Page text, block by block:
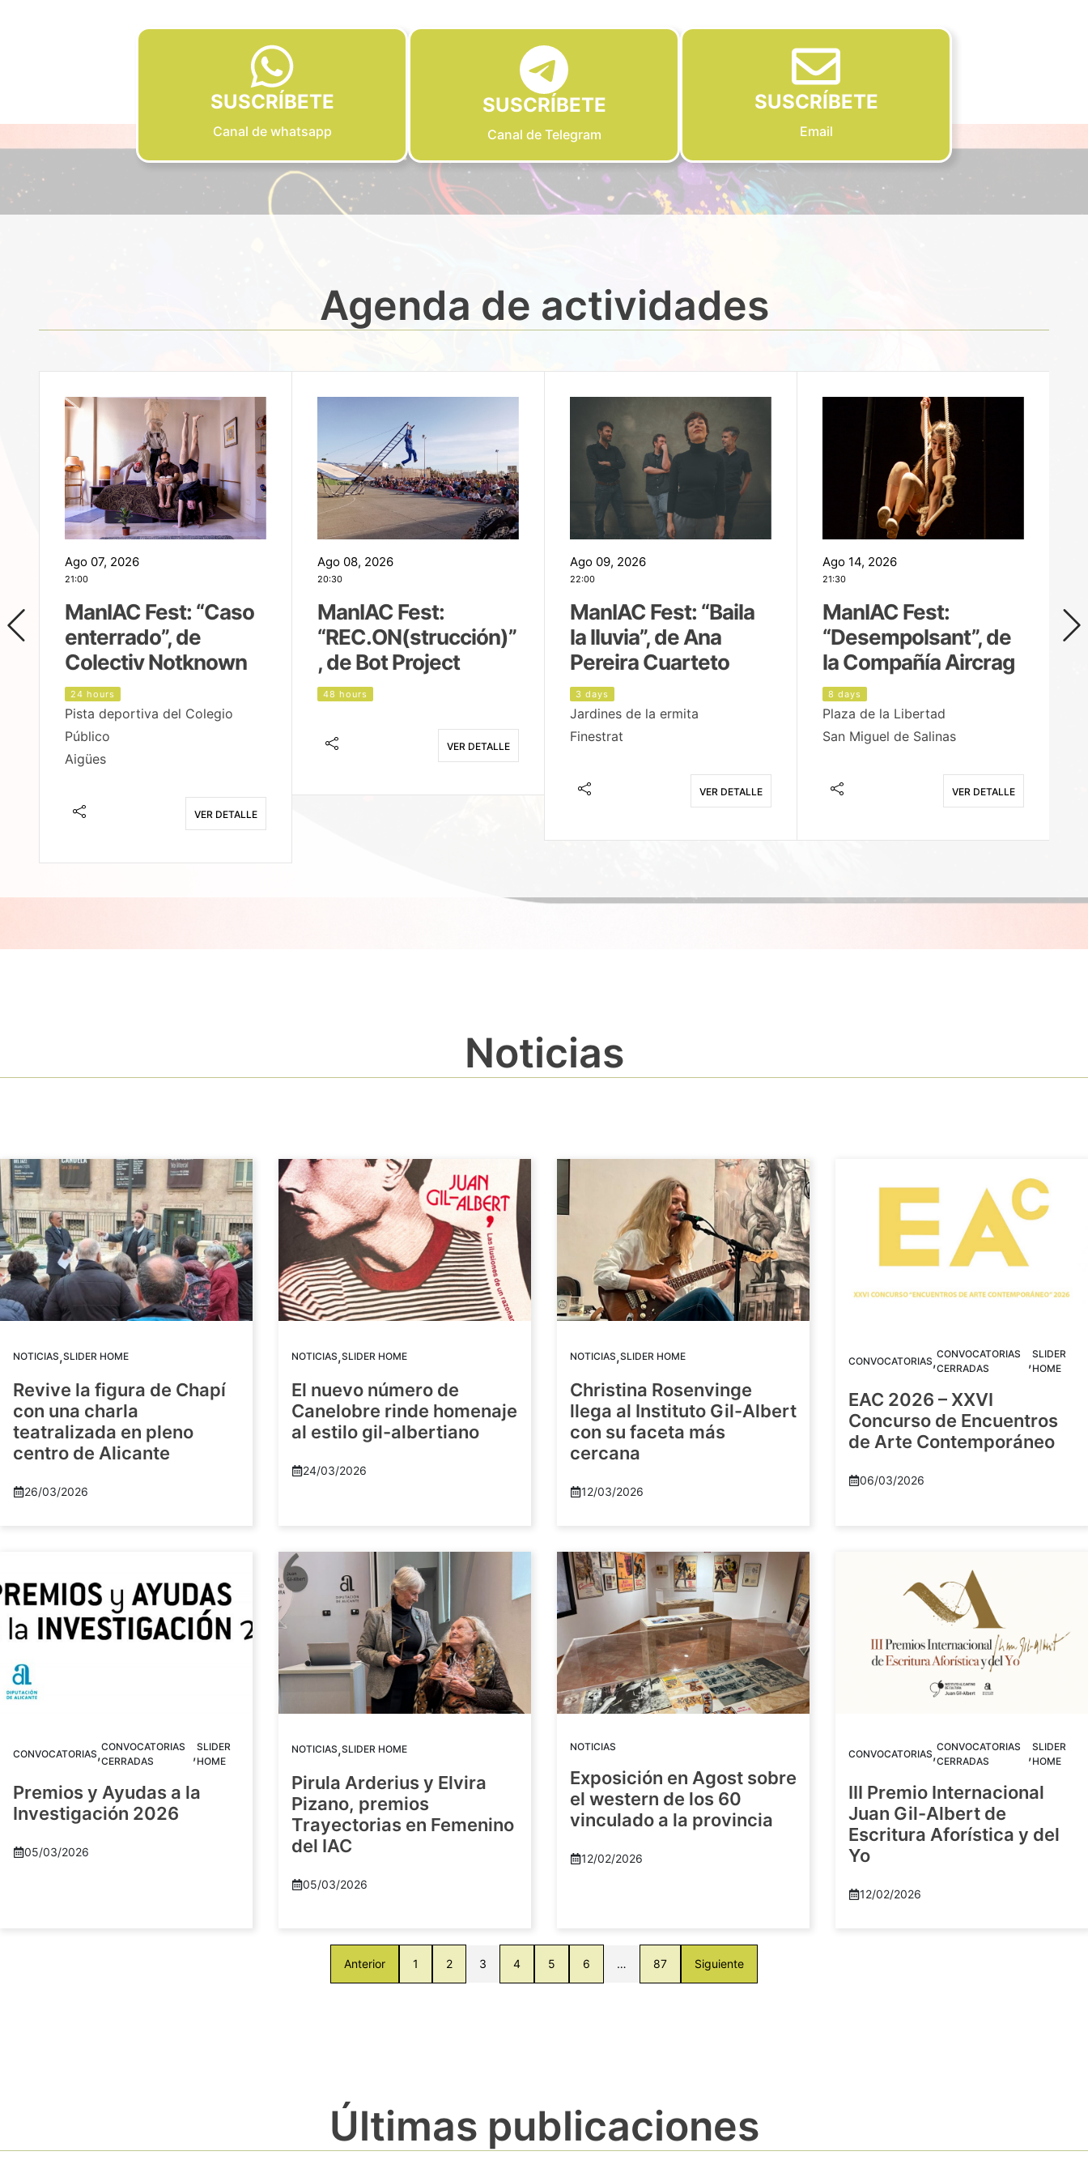
SUSCRÍBETE
Canal de whatsapp
SUSCRÍBETE
Canal de Telegram
SUSCRÍBETE
Email
Agenda de actividades
Ago 07, 2026
21:00
ManIAC Fest: “Caso
enterrado”, de
Colectiv Notknown
24 hours
Pista deportiva del Colegio
Público
Aigües
VER DETALLE
Ago 08, 2026
20:30
ManIAC Fest:
“REC.ON(strucción)”
, de Bot Project
48 hours
VER DETALLE
Ago 09, 2026
22:00
ManIAC Fest: “Baila
la lluvia”, de Ana
Pereira Cuarteto
3 days
Jardines de la ermita
Finestrat
VER DETALLE
Ago 14, 2026
21:30
ManIAC Fest:
“Desempolsant”, de
la Compañía Aircrag
8 days
Plaza de la Libertad
San Miguel de Salinas
VER DETALLE
Noticias
NOTICIAS,SLIDER HOME
Revive la figura de Chapí
con una charla
teatralizada en pleno
centro de Alicante
26/03/2026
NOTICIAS,SLIDER HOME
El nuevo número de
Canelobre rinde homenaje
al estilo gil-albertiano
24/03/2026
NOTICIAS,SLIDER HOME
Christina Rosenvinge
llega al Instituto Gil-Albert
con su faceta más
cercana
12/03/2026
CONVOCATORIAS,CONVOCATORIAS
CERRADAS
,SLIDER
HOME
EAC 2026 – XXVI
Concurso de Encuentros
de Arte Contemporáneo
06/03/2026
CONVOCATORIAS,CONVOCATORIAS
CERRADAS
,SLIDER
HOME
Premios y Ayudas a la
Investigación 2026
05/03/2026
NOTICIAS,SLIDER HOME
Pirula Arderius y Elvira
Pizano, premios
Trayectorias en Femenino
del IAC
05/03/2026
NOTICIAS
Exposición en Agost sobre
el western de los 60
vinculado a la provincia
12/02/2026
CONVOCATORIAS,CONVOCATORIAS
CERRADAS
,SLIDER
HOME
III Premio Internacional
Juan Gil-Albert de
Escritura Aforística y del
Yo
12/02/2026
Anterior 1 2 3 4 5 6 … 87 Siguiente
Últimas publicaciones